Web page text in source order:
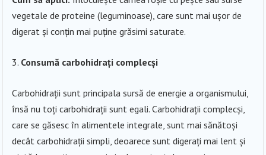
vegetale de proteine (leguminoase), care sunt mai ușor de
digerat și conțin mai puține grăsimi saturate.
Consumă carbohidrați complecși
Carbohidrații sunt principala sursă de energie a organismului,
însă nu toți carbohidrații sunt egali. Carbohidrații complecși,
care se găsesc în alimentele integrale, sunt mai sănătoși
decât carbohidrații simpli, deoarece sunt digerați mai lent și